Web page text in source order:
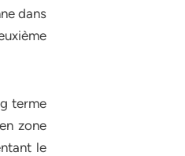
dans
terme
zone
le